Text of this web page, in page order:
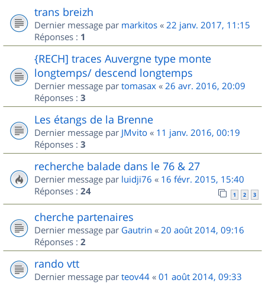
trans breizh
Dernier message par markitos « 22 janv. 2017, 11:15
Réponses : 1
{RECH] traces Auvergne type monte
longtemps/ descend longtemps
Dernier message par tomasax « 26 avr. 2016, 20:09
Réponses : 3
Les étangs de la Brenne
Dernier message par JMvito « 11 janv. 2016, 00:19
Réponses : 3
recherche balade dans le 76 & 27
Dernier message par luidji76 « 16 févr. 2015, 15:40
Réponses : 24 1 2 3
cherche partenaires
Dernier message par Gautrin « 20 août 2014, 09:16
Réponses : 2
rando vtt
Dernier message par teov44 « 01 août 2014, 09:33